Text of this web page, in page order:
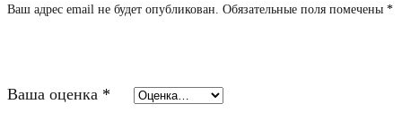
Ваш адрес email не будет опубликован. Обязательные поля помечены *
Ваша оценка *